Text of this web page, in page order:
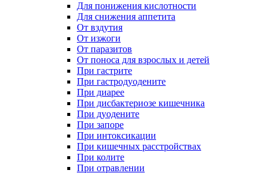
Для понижения кислотности
Для снижения аппетита
От вздутия
От изжоги
От паразитов
От поноса для взрослых и детей
При гастрите
При гастродуодените
При диарее
При дисбактериозе кишечника
При дуодените
При запоре
При интоксикации
При кишечных расстройствах
При колите
При отравлении